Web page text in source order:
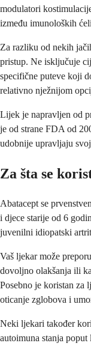
modulatori
između imunoloških
Za razliku od nekih
pristup. Ne isključuje
specifične puteve koji
relativno nježnijom
Lijek je napravljen od
je od strane FDA od
udobnije upravljaju
Za šta se
Abatacept se
i djece starije od 6
juvenilni idiopatski
Vaš ljekar može
dovoljno olakšanja ili
Posebno je koristan za
oticanje zglobova i
Neki ljekari također
autoimuna stanja